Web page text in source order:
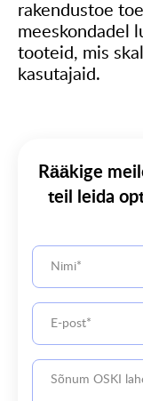
rakendustoe
meeskondadel
tooteid, mis
kasutajaid.
Rääkige
teil leida